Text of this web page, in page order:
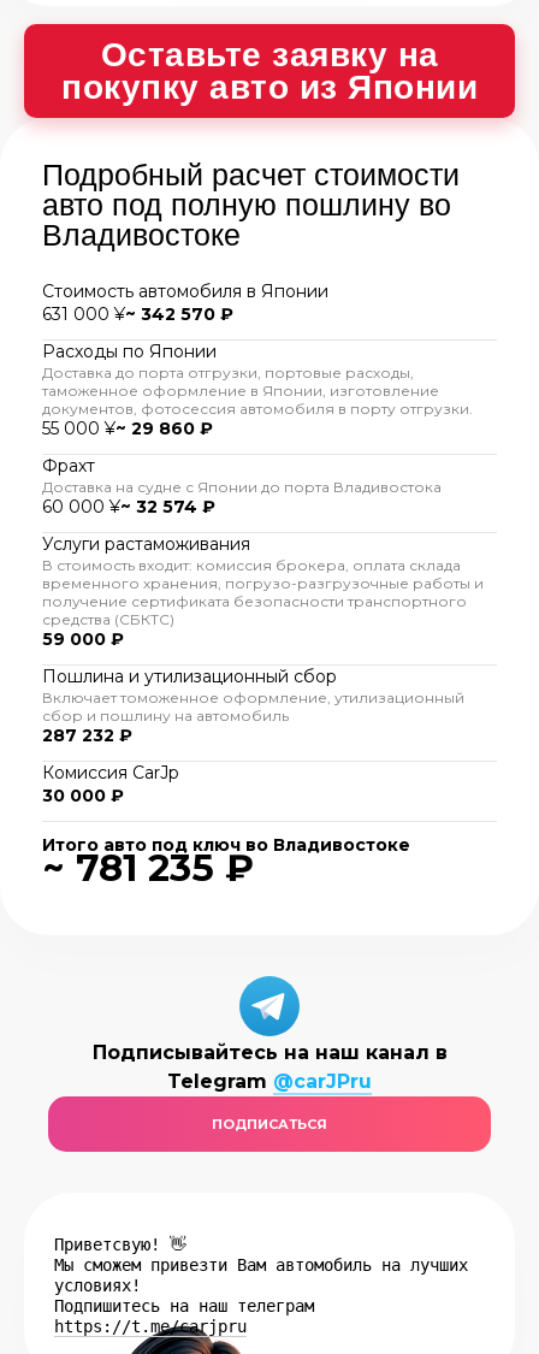
Оставьте заявку на
покупку авто из Японии
Подробный расчет стоимости
авто под полную пошлину во
Владивостоке
Стоимость автомобиля в Японии
631 000 ¥~ 342 570 ₽
Расходы по Японии
Доставка до порта отгрузки, портовые расходы,
таможенное оформление в Японии, изготовление
документов, фотосессия автомобиля в порту отгрузки.
55 000 ¥~ 29 860 ₽
Фрахт
Доставка на судне с Японии до порта Владивостока
60 000 ¥~ 32 574 ₽
Услуги растаможивания
В стоимость входит: комиссия брокера, оплата склада
временного хранения, погрузо-разгрузочные работы и
получение сертификата безопасности транспортного
средства (СБКТС)
59 000 ₽
Пошлина и утилизационный сбор
Включает томоженное оформление, утилизационный
сбор и пошлину на автомобиль
287 232 ₽
Комиссия CarJp
30 000 ₽
Итого авто под ключ во Владивостоке
~ 781 235 ₽
Подписывайтесь на наш канал в
Telegram @carJPru
ПОДПИСАТЬСЯ
Приветсвую! 👋
Мы сможем привезти Вам автомобиль на лучших
условиях!
Подпишитесь на наш телеграм
https://t.me/carjpru